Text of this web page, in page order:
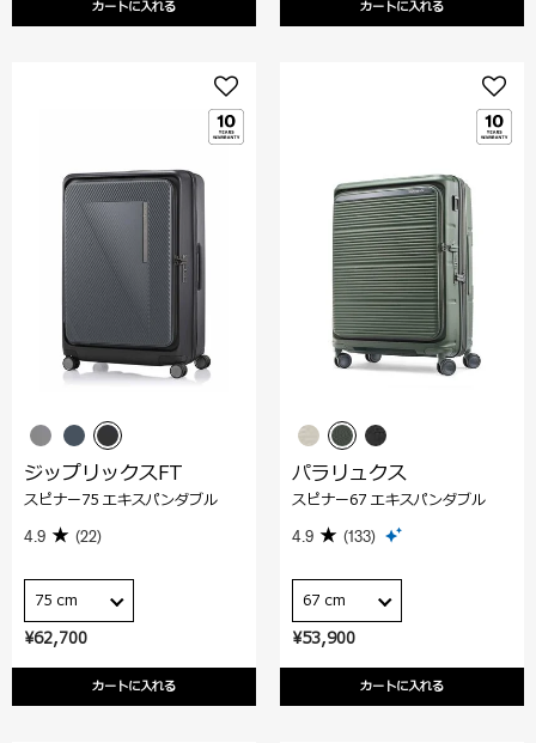
カートに入れる カートに入れる
¥62,700
カートに入れる
ジップリックスFT
スピナー75 エキスパンダブル
4.9 (22)
75 cm
¥53,900
カートに入れる
パラリュクス
スピナー67 エキスパンダブル
4.9 (133)
67 cm